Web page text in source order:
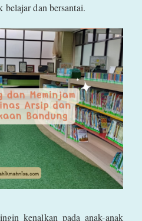
belajar dan bersantai.
kenalkan pada anak-anak